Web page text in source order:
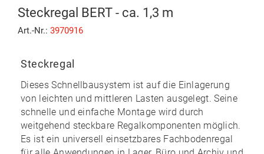
Steckregal BERT - ca. 1,3 m
Art.-Nr.: 3970916
Steckregal
Dieses Schnellbausystem ist auf die Einlagerung
von leichten und mittleren Lasten ausgelegt. Seine
schnelle und einfache Montage wird durch
weitgehend steckbare Regalkomponenten möglich.
Es ist ein universell einsetzbares Fachbodenregal